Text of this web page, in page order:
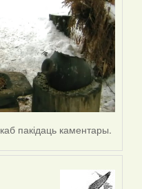
каб пакідаць каментары.